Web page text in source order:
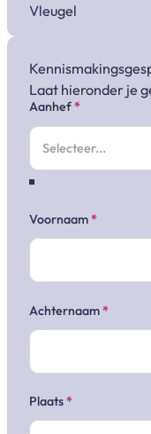
Vleugel
Laat hieronder je
Sectie
Aanhef*
Voornaam*
Achternaam*
Plaats*